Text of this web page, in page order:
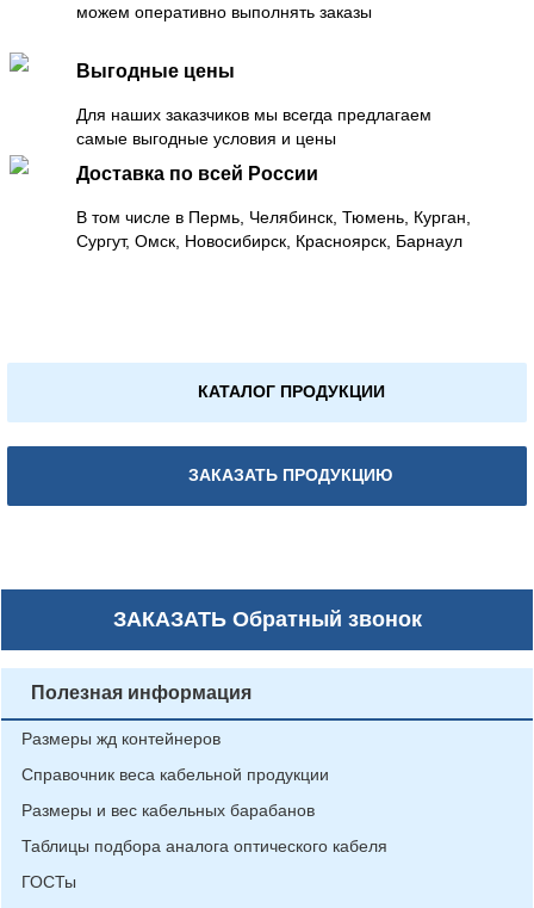
можем оперативно выполнять заказы
Выгодные цены
Для наших заказчиков мы всегда предлагаем
самые выгодные условия и цены
Доставка по всей России
В том числе в Пермь, Челябинск, Тюмень, Курган,
Сургут, Омск, Новосибирск, Красноярск, Барнаул
КАТАЛОГ ПРОДУКЦИИ
ЗАКАЗАТЬ ПРОДУКЦИЮ
ЗАКАЗАТЬОбратный звонок
Полезная информация
Размеры жд контейнеров
Справочник веса кабельной продукции
Размеры и вес кабельных барабанов
Таблицы подбора аналога оптического кабеля
ГОСТы